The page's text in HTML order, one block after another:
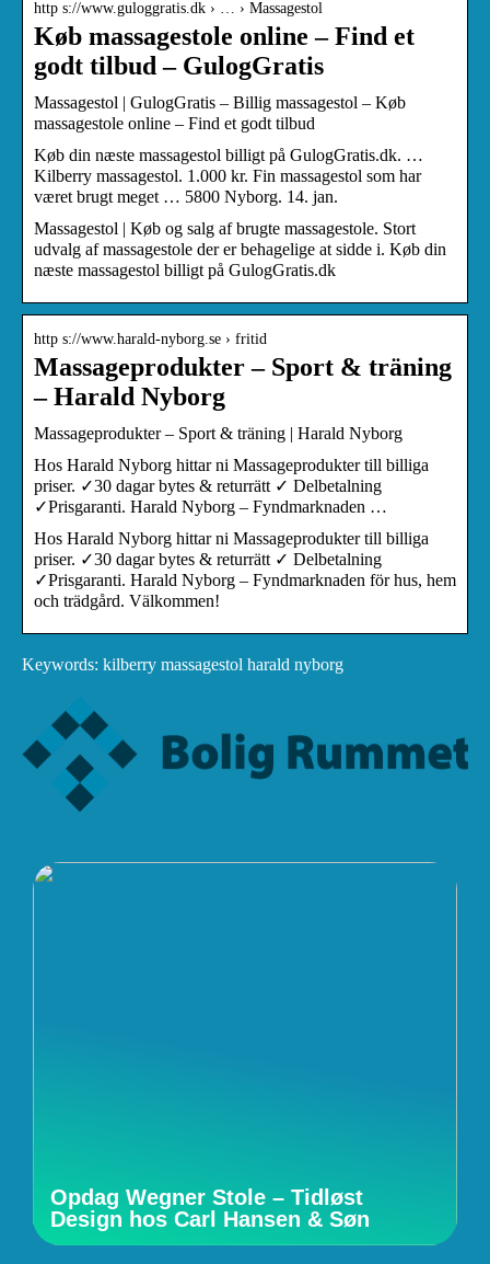
http s://www.guloggratis.dk › … › Massagestol
Køb massagestole online – Find et
godt tilbud – GulogGratis
Massagestol | GulogGratis – Billig massagestol – Køb
massagestole online – Find et godt tilbud
Køb din næste massagestol billigt på GulogGratis.dk. …
Kilberry massagestol. 1.000 kr. Fin massagestol som har
været brugt meget … 5800 Nyborg. 14. jan.
Massagestol | Køb og salg af brugte massagestole. Stort
udvalg af massagestole der er behagelige at sidde i. Køb din
næste massagestol billigt på GulogGratis.dk
http s://www.harald-nyborg.se › fritid
Massageprodukter – Sport & träning
– Harald Nyborg
Massageprodukter – Sport & träning | Harald Nyborg
Hos Harald Nyborg hittar ni Massageprodukter till billiga
priser. ✓30 dagar bytes & returrätt ✓ Delbetalning
✓Prisgaranti. Harald Nyborg – Fyndmarknaden …
Hos Harald Nyborg hittar ni Massageprodukter till billiga
priser. ✓30 dagar bytes & returrätt ✓ Delbetalning
✓Prisgaranti. Harald Nyborg – Fyndmarknaden för hus, hem
och trädgård. Välkommen!
Keywords: kilberry massagestol harald nyborg
Opdag Wegner Stole – Tidløst
Design hos Carl Hansen & Søn